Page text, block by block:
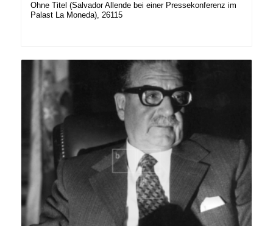
Ohne Titel (Salvador Allende bei einer Pressekonferenz im
Palast La Moneda), 26115